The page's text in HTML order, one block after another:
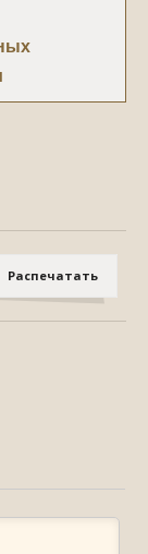
Распечатать